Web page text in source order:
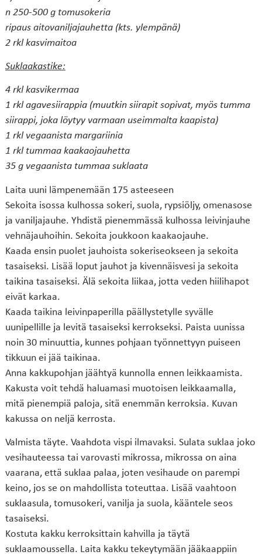
n 250-500 g tomusokeria
ripaus aitovaniljajauhetta (kts. ylempänä)
2 rkl kasvimaitoa
Suklaakastike:
4 rkl kasvikermaa
1 rkl agavesiirappia (muutkin siirapit sopivat, myös tumma
siirappi, joka löytyy varmaan useimmalta kaapista)
1 rkl vegaanista margariinia
1 rkl tummaa kaakaojauhetta
35 g vegaanista tummaa suklaata
Laita uuni lämpenemään 175 asteeseen
Sekoita isossa kulhossa sokeri, suola, rypsiöljy, omenasose
ja vaniljajauhe. Yhdistä pienemmässä kulhossa leivinjauhe
vehnäjauhoihin. Sekoita joukkoon kaakaojauhe.
Kaada ensin puolet jauhoista sokeriseokseen ja sekoita
tasaiseksi. Lisää loput jauhot ja kivennäisvesi ja sekoita
taikina tasaiseksi. Älä sekoita liikaa, jotta veden hiilihapot
eivät karkaa.
Kaada taikina leivinpaperilla päällystetylle syvälle
uunipellille ja levitä tasaiseksi kerrokseksi. Paista uunissa
noin 30 minuuttia, kunnes pohjaan työnnettyyn puiseen
tikkuun ei jää taikinaa.
Anna kakkupohjan jäähtyä kunnolla ennen leikkaamista.
Kakusta voit tehdä haluamasi muotoisen leikkaamalla,
mitä pienempiä paloja, sitä enemmän kerroksia. Kuvan
kakussa on neljä kerrosta.
Valmista täyte. Vaahdota vispi ilmavaksi. Sulata suklaa joko
vesihauteessa tai varovasti mikrossa, mikrossa on aina
vaarana, että suklaa palaa, joten vesihaude on parempi
keino, jos se on mahdollista toteuttaa. Lisää vaahtoon
suklaasula, tomusokeri, vanilja ja suola, kääntele seos
tasaiseksi.
Kostuta kakku kerroksittain kahvilla ja täytä
suklaamoussella. Laita kakku tekeytymään jääkaappiin